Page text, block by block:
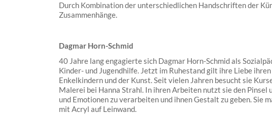
Durch Kombination der unterschiedlichen Handschriften der
Zusammenhänge.
Dagmar Horn-Schmid
40 Jahre lang engagierte sich Dagmar Horn-Schmid als
Kinder- und Jugendhilfe. Jetzt im Ruhestand gilt ihre Liebe
Enkelkindern und der Kunst. Seit vielen Jahren besucht sie
Malerei bei Hanna Strahl. In ihren Arbeiten nutzt sie den Pinsel
und Emotionen zu verarbeiten und ihnen Gestalt zu geben. Sie
mit Acryl auf Leinwand.